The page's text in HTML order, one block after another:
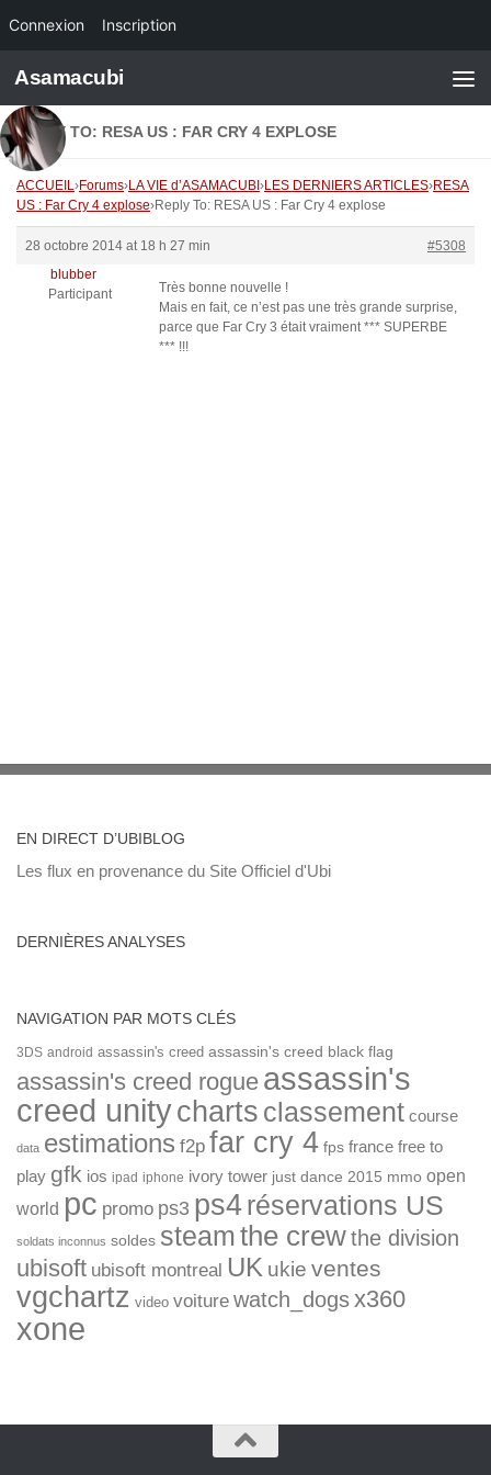
Connexion Inscription
Skip to content
Asamacubi
REPLY TO: RESA US : FAR CRY 4 EXPLOSE
ACCUEIL›Forums›LA VIE d’ASAMACUBI ›LES DERNIERS ARTICLES›RESA
US : Far Cry 4 explose›Reply To: RESA US : Far Cry 4 explose
28 octobre 2014 at 18 h 27 min
#5308
blubber
Participant
Très bonne nouvelle !
Mais en fait, ce n’est pas une très grande surprise,
parce que Far Cry 3 était vraiment *** SUPERBE
*** !!!
EN DIRECT D’UBIBLOG
Les flux en provenance du Site Officiel d'Ubi
DERNIÈRES ANALYSES
NAVIGATION PAR MOTS CLÉS
3DS android assassin's creed assassin's creed black flag
assassin's creed rogue assassin's
creed unitycharts classement course
data estimations f2p far cry 4 fps france free to
play gfk ios ipad iphone ivory tower just dance 2015 mmo open
world pc promo ps3 ps4réservations US
soldats inconnus soldes steamthe crewthe division
ubisoft ubisoft montreal UK ukie ventes
vgchartz video voiture watch_dogsx360
xone